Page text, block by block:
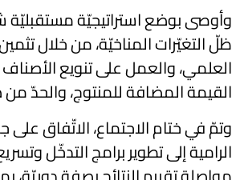
وأوصى بوضع استراتيجيّة
ظلّ التغيّرات المناخيّة، من خلال
العلمي، والعمل على تنويع الأصناف
القيمة المضافة للمنتوج، والحدّ من
وتمّ في ختام الاجتماع، الاتّفاق
الرامية إلى تطوير برامج التدخّل